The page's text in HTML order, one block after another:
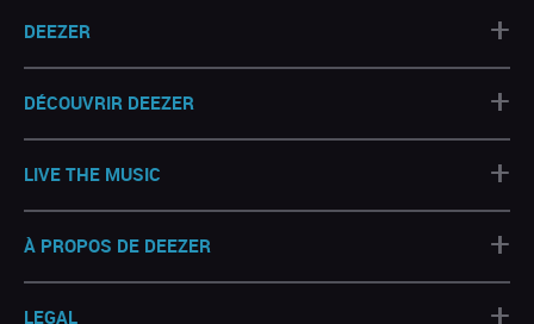
DEEZER +
DÉCOUVRIR DEEZER +
LIVE THE MUSIC +
À PROPOS DE DEEZER +
LEGAL +